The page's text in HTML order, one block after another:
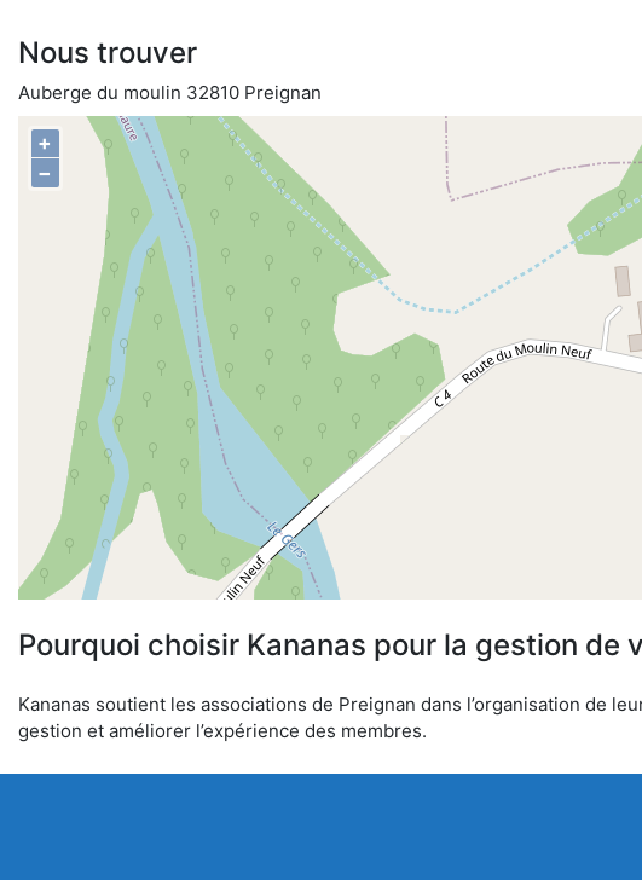
Nous trouver
Auberge du moulin 32810 Preignan
+
−
Pourquoi choisir Kananas pour la gestion de
Kananas soutient les associations de Preignan dans l’organisation de
gestion et améliorer l’expérience des membres.